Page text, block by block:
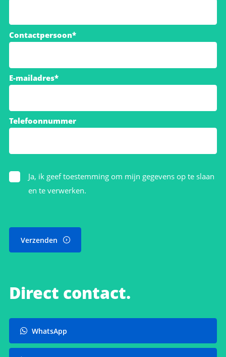
Contactpersoon*
E-mailadres*
Telefoonnummer
Ja, ik geef toestemming om mijn gegevens op te slaan
en te verwerken.
Verzenden
Direct contact.
WhatsApp